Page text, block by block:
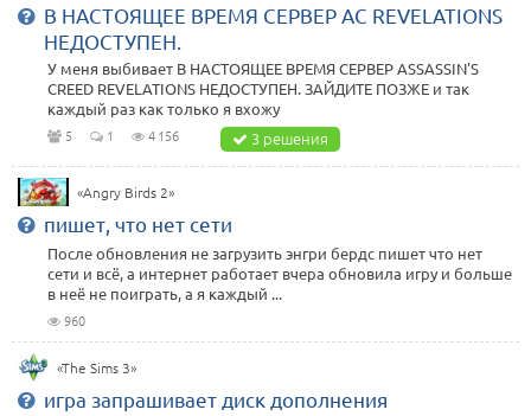
В НАСТОЯЩЕЕ ВРЕМЯ СЕРВЕР AC REVELATIONS
НЕДОСТУПЕН.
У меня выбивает В НАСТОЯЩЕЕ ВРЕМЯ СЕРВЕР ASSASSIN'S
CREED REVELATIONS НЕДОСТУПЕН. ЗАЙДИТЕ ПОЗЖЕ и так
каждый раз как только я вхожу
5 1 4 156 3 решения
«Angry Birds 2»
пишет, что нет сети
После обновления не загрузить энгри бердс пишет что нет
сети и всё, а интернет работает вчера обновила игру и больше
в неё не поиграть, а я каждый ...
960
«The Sims 3»
игра запрашивает диск дополнения